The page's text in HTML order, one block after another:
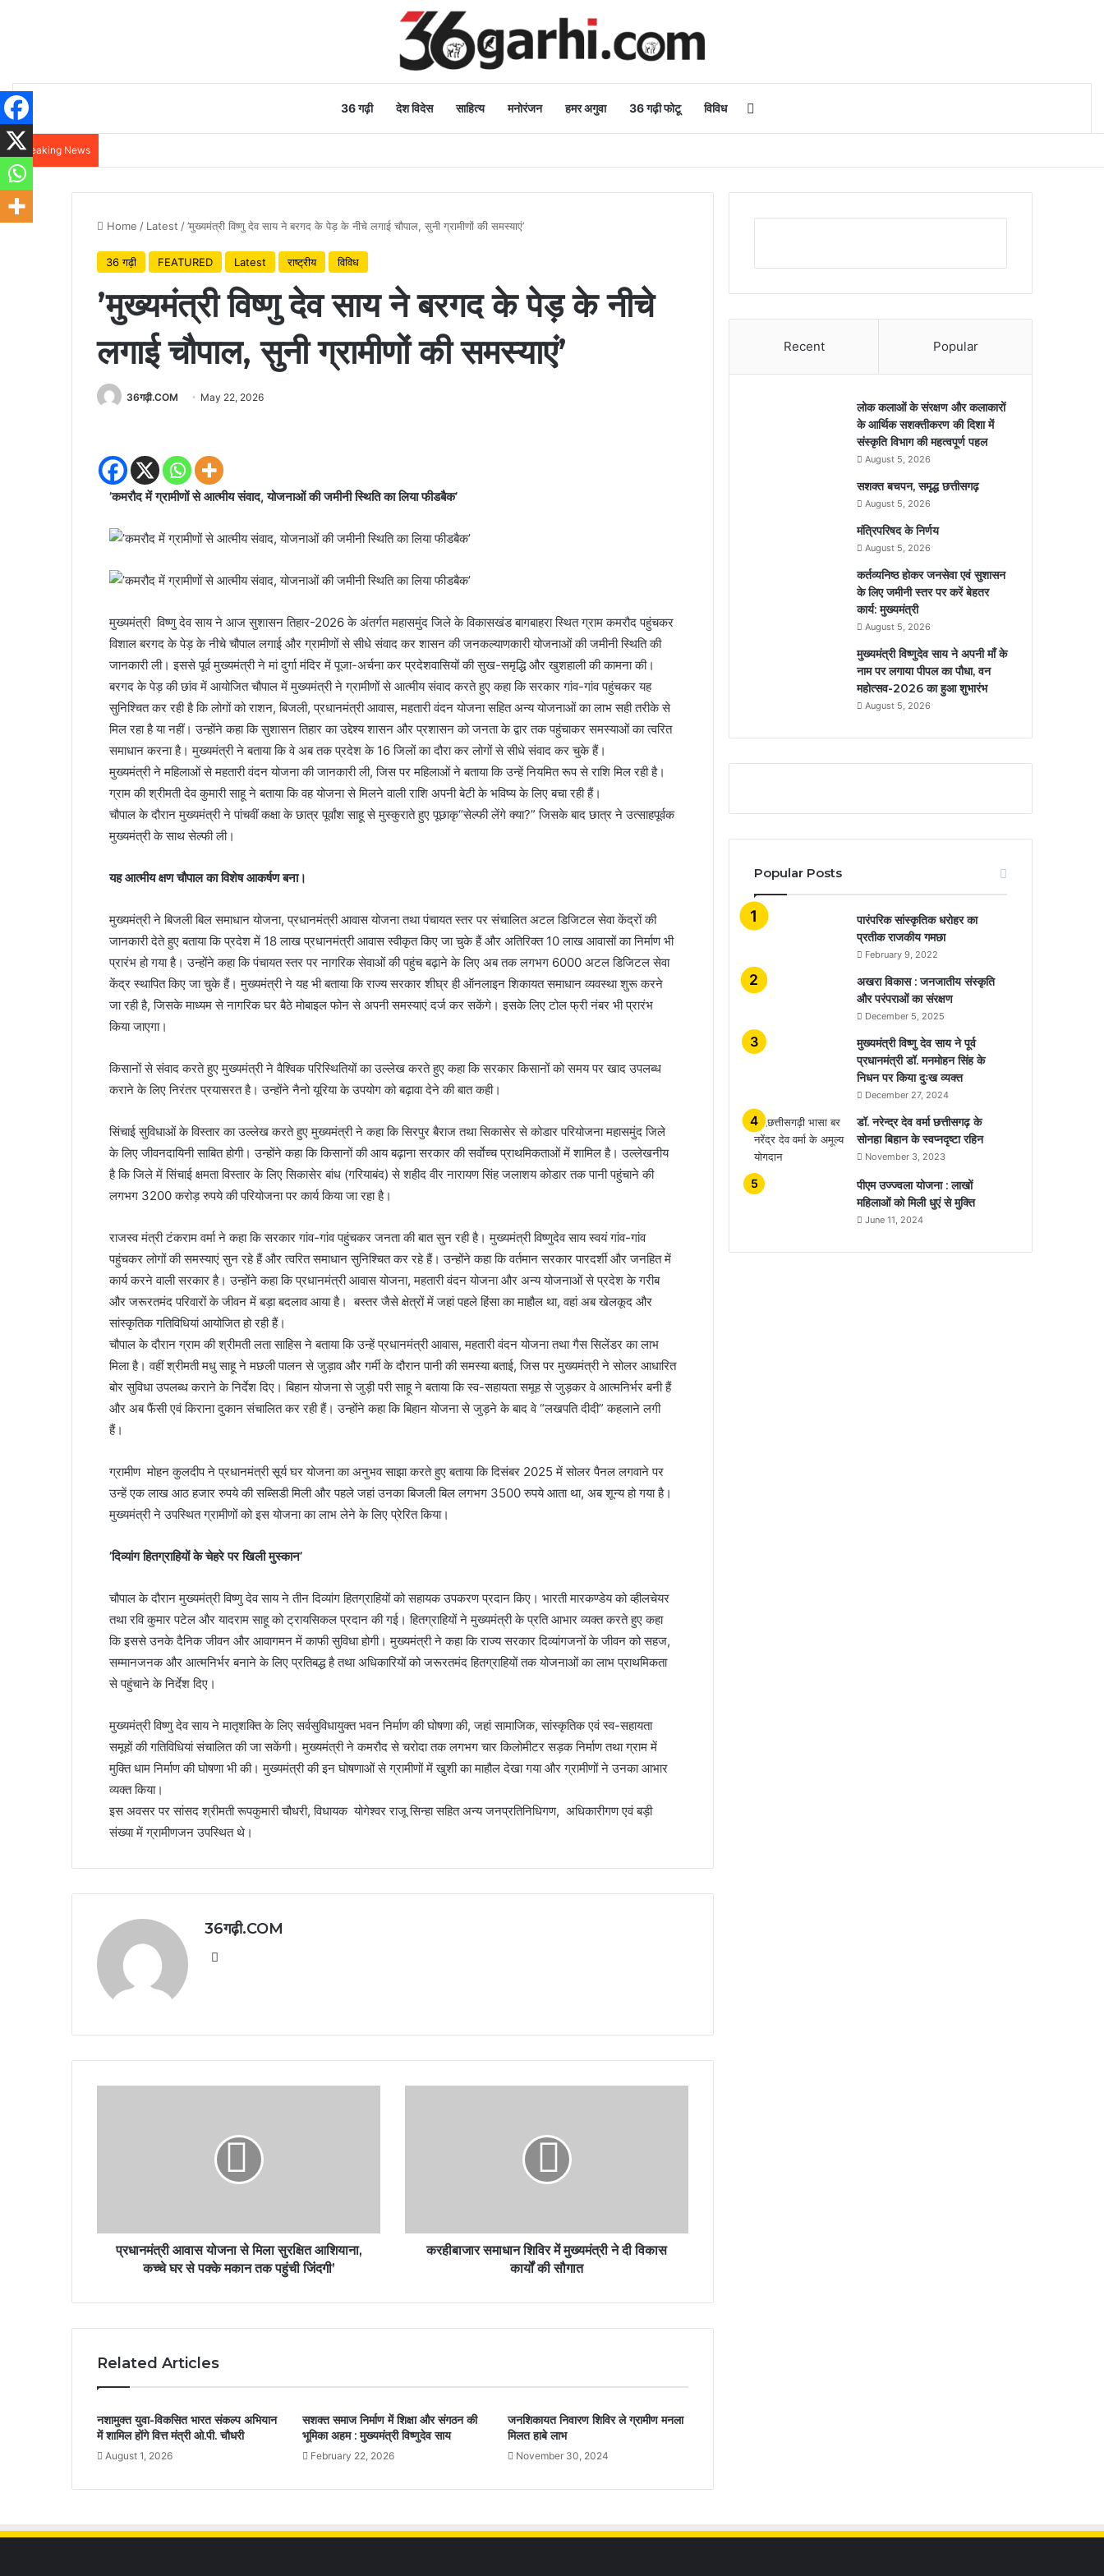
36 गढ़ी देश विदेस साहित्य मनोरंजन हमर अगुवा 36 गढ़ी फोटू विविध
Breaking News
Home / Latest /’मुख्यमंत्री विष्णु देव साय ने बरगद के पेड़ के नीचे लगाई चौपाल, सुनी ग्रामीणों की समस्याएं’
36 गढ़ी FEATURED Latest राष्ट्रीय विविध
’मुख्यमंत्री विष्णु देव साय ने बरगद के पेड़ के नीचे
लगाई चौपाल, सुनी ग्रामीणों की समस्याएं’
36गढ़ी.COM May 22, 2026
’कमरौद में ग्रामीणों से आत्मीय संवाद, योजनाओं की जमीनी स्थिति का लिया फीडबैक’
मुख्यमंत्री विष्णु देव साय ने आज सुशासन तिहार-2026 के अंतर्गत महासमुंद जिले के विकासखंड बागबाहरा स्थित ग्राम कमरौद पहुंचकर
विशाल बरगद के पेड़ के नीचे चौपाल लगाई और ग्रामीणों से सीधे संवाद कर शासन की जनकल्याणकारी योजनाओं की जमीनी स्थिति की
जानकारी ली। इससे पूर्व मुख्यमंत्री ने मां दुर्गा मंदिर में पूजा-अर्चना कर प्रदेशवासियों की सुख-समृद्धि और खुशहाली की कामना की।
बरगद के पेड़ की छांव में आयोजित चौपाल में मुख्यमंत्री ने ग्रामीणों से आत्मीय संवाद करते हुए कहा कि सरकार गांव-गांव पहुंचकर यह
सुनिश्चित कर रही है कि लोगों को राशन, बिजली, प्रधानमंत्री आवास, महतारी वंदन योजना सहित अन्य योजनाओं का लाभ सही तरीके से
मिल रहा है या नहीं। उन्होंने कहा कि सुशासन तिहार का उद्देश्य शासन और प्रशासन को जनता के द्वार तक पहुंचाकर समस्याओं का त्वरित
समाधान करना है। मुख्यमंत्री ने बताया कि वे अब तक प्रदेश के 16 जिलों का दौरा कर लोगों से सीधे संवाद कर चुके हैं।
मुख्यमंत्री ने महिलाओं से महतारी वंदन योजना की जानकारी ली, जिस पर महिलाओं ने बताया कि उन्हें नियमित रूप से राशि मिल रही है।
ग्राम की श्रीमती देव कुमारी साहू ने बताया कि वह योजना से मिलने वाली राशि अपनी बेटी के भविष्य के लिए बचा रही हैं।
चौपाल के दौरान मुख्यमंत्री ने पांचवीं कक्षा के छात्र पूर्वांश साहू से मुस्कुराते हुए पूछाकृ“सेल्फी लेंगे क्या?” जिसके बाद छात्र ने उत्साहपूर्वक
मुख्यमंत्री के साथ सेल्फी ली।
यह आत्मीय क्षण चौपाल का विशेष आकर्षण बना।
मुख्यमंत्री ने बिजली बिल समाधान योजना, प्रधानमंत्री आवास योजना तथा पंचायत स्तर पर संचालित अटल डिजिटल सेवा केंद्रों की
जानकारी देते हुए बताया कि प्रदेश में 18 लाख प्रधानमंत्री आवास स्वीकृत किए जा चुके हैं और अतिरिक्त 10 लाख आवासों का निर्माण भी
प्रारंभ हो गया है। उन्होंने कहा कि पंचायत स्तर पर नागरिक सेवाओं की पहुंच बढ़ाने के लिए अब तक लगभग 6000 अटल डिजिटल सेवा
केंद्र स्थापित किए जा चुके हैं। मुख्यमंत्री ने यह भी बताया कि राज्य सरकार शीघ्र ही ऑनलाइन शिकायत समाधान व्यवस्था शुरू करने
जा रही है, जिसके माध्यम से नागरिक घर बैठे मोबाइल फोन से अपनी समस्याएं दर्ज कर सकेंगे। इसके लिए टोल फ्री नंबर भी प्रारंभ
किया जाएगा।
किसानों से संवाद करते हुए मुख्यमंत्री ने वैश्विक परिस्थितियों का उल्लेख करते हुए कहा कि सरकार किसानों को समय पर खाद उपलब्ध
कराने के लिए निरंतर प्रयासरत है। उन्होंने नैनो यूरिया के उपयोग को बढ़ावा देने की बात कही।
सिंचाई सुविधाओं के विस्तार का उल्लेख करते हुए मुख्यमंत्री ने कहा कि सिरपुर बैराज तथा सिकासेर से कोडार परियोजना महासमुंद जिले
के लिए जीवनदायिनी साबित होगी। उन्होंने कहा कि किसानों की आय बढ़ाना सरकार की सर्वाेच्च प्राथमिकताओं में शामिल है। उल्लेखनीय
है कि जिले में सिंचाई क्षमता विस्तार के लिए सिकासेर बांध (गरियाबंद) से शहीद वीर नारायण सिंह जलाशय कोडार तक पानी पहुंचाने की
लगभग 3200 करोड़ रुपये की परियोजना पर कार्य किया जा रहा है।
राजस्व मंत्री टंकराम वर्मा ने कहा कि सरकार गांव-गांव पहुंचकर जनता की बात सुन रही है। मुख्यमंत्री विष्णुदेव साय स्वयं गांव-गांव
पहुंचकर लोगों की समस्याएं सुन रहे हैं और त्वरित समाधान सुनिश्चित कर रहे हैं। उन्होंने कहा कि वर्तमान सरकार पारदर्शी और जनहित में
कार्य करने वाली सरकार है। उन्होंने कहा कि प्रधानमंत्री आवास योजना, महतारी वंदन योजना और अन्य योजनाओं से प्रदेश के गरीब
और जरूरतमंद परिवारों के जीवन में बड़ा बदलाव आया है। बस्तर जैसे क्षेत्रों में जहां पहले हिंसा का माहौल था, वहां अब खेलकूद और
सांस्कृतिक गतिविधियां आयोजित हो रही हैं।
चौपाल के दौरान ग्राम की श्रीमती लता साहिस ने बताया कि उन्हें प्रधानमंत्री आवास, महतारी वंदन योजना तथा गैस सिलेंडर का लाभ
मिला है। वहीं श्रीमती मधु साहू ने मछली पालन से जुड़ाव और गर्मी के दौरान पानी की समस्या बताई, जिस पर मुख्यमंत्री ने सोलर आधारित
बोर सुविधा उपलब्ध कराने के निर्देश दिए। बिहान योजना से जुड़ी परी साहू ने बताया कि स्व-सहायता समूह से जुड़कर वे आत्मनिर्भर बनी हैं
और अब फैंसी एवं किराना दुकान संचालित कर रही हैं। उन्होंने कहा कि बिहान योजना से जुड़ने के बाद वे “लखपति दीदी” कहलाने लगी
हैं।
ग्रामीण मोहन कुलदीप ने प्रधानमंत्री सूर्य घर योजना का अनुभव साझा करते हुए बताया कि दिसंबर 2025 में सोलर पैनल लगवाने पर
उन्हें एक लाख आठ हजार रुपये की सब्सिडी मिली और पहले जहां उनका बिजली बिल लगभग 3500 रुपये आता था, अब शून्य हो गया है।
मुख्यमंत्री ने उपस्थित ग्रामीणों को इस योजना का लाभ लेने के लिए प्रेरित किया।
’दिव्यांग हितग्राहियों के चेहरे पर खिली मुस्कान’
चौपाल के दौरान मुख्यमंत्री विष्णु देव साय ने तीन दिव्यांग हितग्राहियों को सहायक उपकरण प्रदान किए। भारती मारकण्डेय को व्हीलचेयर
तथा रवि कुमार पटेल और यादराम साहू को ट्रायसिकल प्रदान की गई। हितग्राहियों ने मुख्यमंत्री के प्रति आभार व्यक्त करते हुए कहा
कि इससे उनके दैनिक जीवन और आवागमन में काफी सुविधा होगी। मुख्यमंत्री ने कहा कि राज्य सरकार दिव्यांगजनों के जीवन को सहज,
सम्मानजनक और आत्मनिर्भर बनाने के लिए प्रतिबद्ध है तथा अधिकारियों को जरूरतमंद हितग्राहियों तक योजनाओं का लाभ प्राथमिकता
से पहुंचाने के निर्देश दिए।
मुख्यमंत्री विष्णु देव साय ने मातृशक्ति के लिए सर्वसुविधायुक्त भवन निर्माण की घोषणा की, जहां सामाजिक, सांस्कृतिक एवं स्व-सहायता
समूहों की गतिविधियां संचालित की जा सकेंगी। मुख्यमंत्री ने कमरौद से चरोदा तक लगभग चार किलोमीटर सड़क निर्माण तथा ग्राम में
मुक्ति धाम निर्माण की घोषणा भी की। मुख्यमंत्री की इन घोषणाओं से ग्रामीणों में खुशी का माहौल देखा गया और ग्रामीणों ने उनका आभार
व्यक्त किया।
इस अवसर पर सांसद श्रीमती रूपकुमारी चौधरी, विधायक योगेश्वर राजू सिन्हा सहित अन्य जनप्रतिनिधिगण, अधिकारीगण एवं बड़ी
संख्या में ग्रामीणजन उपस्थित थे।
36गढ़ी.COM
प्रधानमंत्री आवास योजना से मिला सुरक्षित आशियाना,
कच्चे घर से पक्के मकान तक पहुंची जिंदगी’
करहीबाजार समाधान शिविर में मुख्यमंत्री ने दी विकास
कार्यों की सौगात
Related Articles
नशामुक्त युवा-विकसित भारत संकल्प अभियान
में शामिल होंगे वित्त मंत्री ओ.पी. चौधरी
August 1, 2026
सशक्त समाज निर्माण में शिक्षा और संगठन की
भूमिका अहम : मुख्यमंत्री विष्णुदेव साय
February 22, 2026
जनशिकायत निवारण शिविर ले ग्रामीण मनला
मिलत हाबे लाभ
November 30, 2024
Recent Popular
लोक कलाओं के संरक्षण और कलाकारों
के आर्थिक सशक्तीकरण की दिशा में
संस्कृति विभाग की महत्वपूर्ण पहल
August 5, 2026
सशक्त बचपन, समृद्ध छत्तीसगढ़
August 5, 2026
मंत्रिपरिषद के निर्णय
August 5, 2026
कर्तव्यनिष्ठ होकर जनसेवा एवं सुशासन
के लिए जमीनी स्तर पर करें बेहतर
कार्य: मुख्यमंत्री
August 5, 2026
मुख्यमंत्री विष्णुदेव साय ने अपनी माँ के
नाम पर लगाया पीपल का पौधा, वन
महोत्सव-2026 का हुआ शुभारंभ
August 5, 2026
Popular Posts
​​​​​​​पारंपरिक सांस्कृतिक धरोहर का
प्रतीक राजकीय गमछा
February 9, 2022
अखरा विकास : जनजातीय संस्कृति
और परंपराओं का संरक्षण
December 5, 2025
मुख्यमंत्री विष्णु देव साय ने पूर्व
प्रधानमंत्री डॉ. मनमोहन सिंह के
निधन पर किया दुःख व्यक्त
December 27, 2024
डॉ. नरेन्द्र देव वर्मा छत्तीसगढ़ के
सोनहा बिहान के स्वप्नदृष्टा रहिन
November 3, 2023
पीएम उज्ज्वला योजना : लाखों
महिलाओं को मिली धुएं से मुक्ति
June 11, 2024